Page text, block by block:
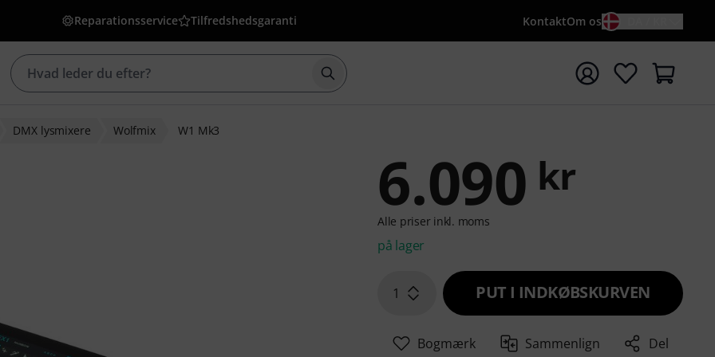
Reparationsservice Tilfredshedsgaranti KontaktOm os
Start søgning med søgeord {searchTerm}
DMX lysmixere Wolfmix W1 Mk3
6.090 kr
Alle priser inkl. moms
på lager
1 PUT I INDKØBSKURVEN
Bogmærk Sammenlign Del